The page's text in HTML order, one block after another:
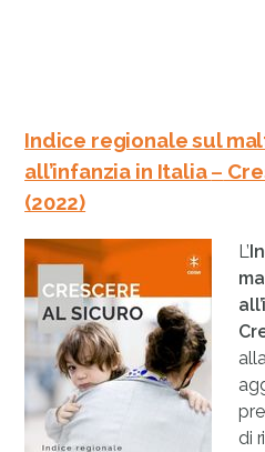
Indice regionale sul
all’infanzia in Italia–
(2022)
L’
di